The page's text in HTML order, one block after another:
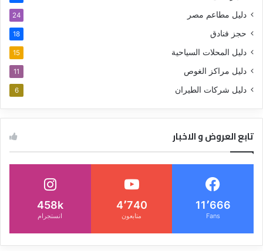
دليل مطاعم مصر 24
حجز فنادق 18
دليل المحلات السياحية 15
دليل مراكز الغوص 11
دليل شركات الطيران 6
تابع العروض و الاخبار
11٬666
Fans
4٬740
متابعون
458k
انستجرام